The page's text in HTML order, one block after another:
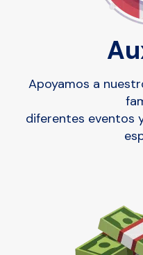
Apoyamos a
diferentes eventos